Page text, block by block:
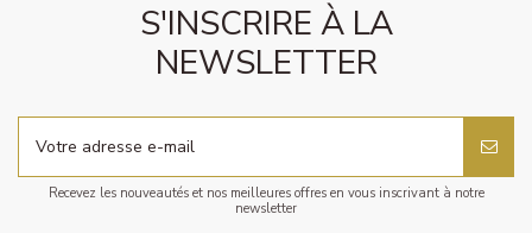
S'INSCRIRE À LA
NEWSLETTER
Recevez les nouveautés et nos meilleures offres en vous inscrivant à notre
newsletter